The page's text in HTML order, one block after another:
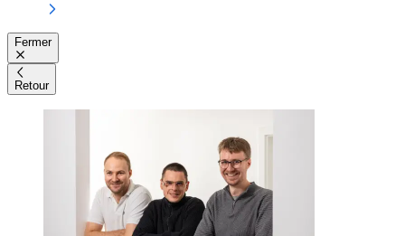
Fermer
Retour